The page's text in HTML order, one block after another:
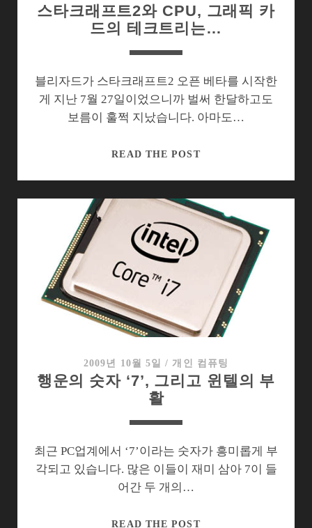
스타크래프트2와 CPU, 그래픽 카
드의 테크트리는…
블리자드가 스타크래프트2 오픈 베타를 시작한
게 지난 7월 27일이었으니까 벌써 한달하고도
보름이 훌쩍 지났습니다. 아마도…
READ THE POST스
래
프
CPU,
그
래
카
드
트
리
2009년 10월 5일 / 개인 컴퓨팅
행운의 숫자 ‘7’, 그리고 윈텔의 부
활
최근 PC업계에서 ‘7’이라는 숫자가 흥미롭게 부
각되고 있습니다. 많은 이들이 재미 삼아 7이 들
어간 두 개의…
READ THE POST행